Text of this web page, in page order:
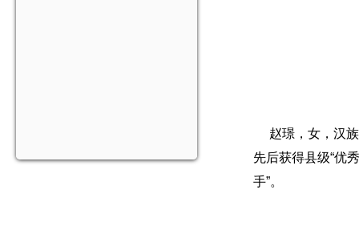
赵璟，女，汉族
先后获得县级“优
手”。